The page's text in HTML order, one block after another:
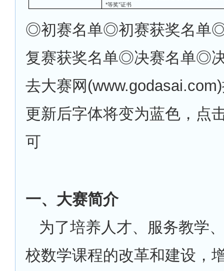
*等奖”证书
◎初赛名单◎初赛获奖名单
复赛获奖名单◎决赛名单◎
去大赛网
更新后字体将变为蓝色，点
可
一、大赛简介
为了培养人才、服务教学
校数学课程的改革和建设，